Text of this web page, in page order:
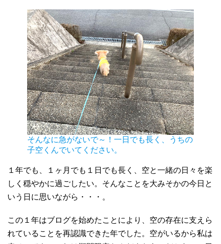
そんなに急がないで～！一日でも長く、うちの
子空くんでいてください。
１年でも、１ヶ月でも１日でも長く、空と一緒の日々を楽
しく穏やかに過ごしたい。そんなことを大みそかの今日と
いう日に思いながら・・・。
この１年はブログを始めたことにより、空の存在に支えら
れていることを再認識できた年でした。空がいるから私は